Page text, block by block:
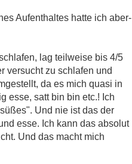
Aufenthaltes hatte ich aber-
lag teilweise bis 4/5
versucht zu schlafen und
da es mich quasi in
esse, satt bin bin etc.! Ich
Und nie ist das der
esse. Ich kann das absolut
Und das macht mich